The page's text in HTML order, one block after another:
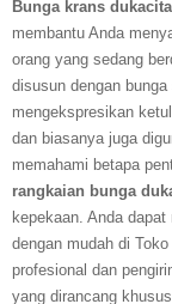
Bunga krans
membantu Anda
orang yang sedang
disusun dengan
mengekspresikan
dan biasanya juga
memahami betapa
rangkaian bunga
kepekaan. Anda dapat
dengan mudah di
profesional dan
yang dirancang